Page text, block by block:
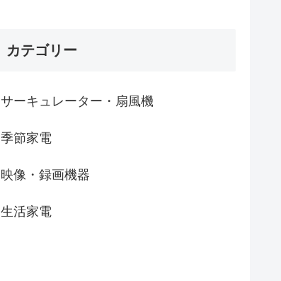
カテゴリー
サーキュレーター・扇風機
季節家電
映像・録画機器
生活家電